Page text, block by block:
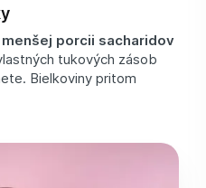
menšej porcii sacharidov
tukových zásob
Bielkoviny pritom